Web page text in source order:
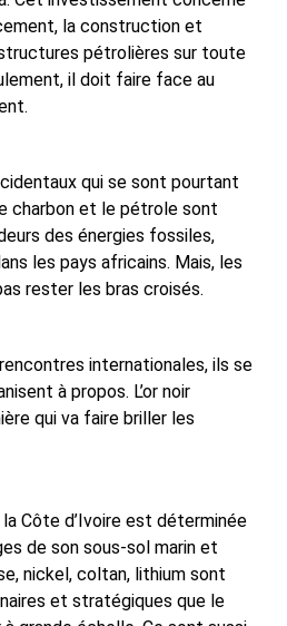
la construction et
pétrolières sur toute
il doit faire face au
qui se sont pourtant
charbon et le pétrole sont
des énergies fossiles,
les pays africains. Mais, les
rester les bras croisés.
internationales, ils se
à propos. L’or noir
qui va faire briller les
Côte d’Ivoire est déterminée
de son sous-sol marin et
nickel, coltan, lithium sont
et stratégiques que le